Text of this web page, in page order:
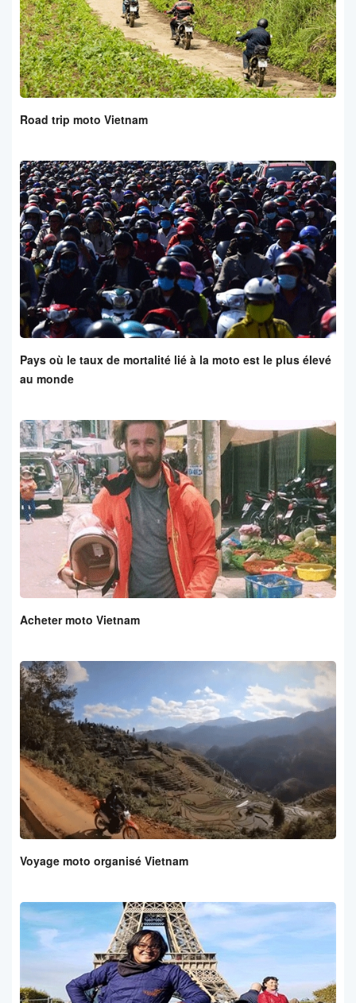
Road trip moto Vietnam
Pays où le taux de mortalité lié à la moto est le plus élevé
au monde
Acheter moto Vietnam
Voyage moto organisé Vietnam